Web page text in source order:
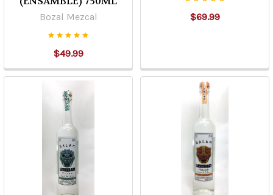
Bozal Mezcal
$49.99
$69.99